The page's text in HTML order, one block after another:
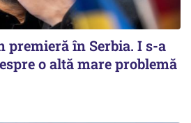
premieră în Serbia. I s-a
o altă mare problemă